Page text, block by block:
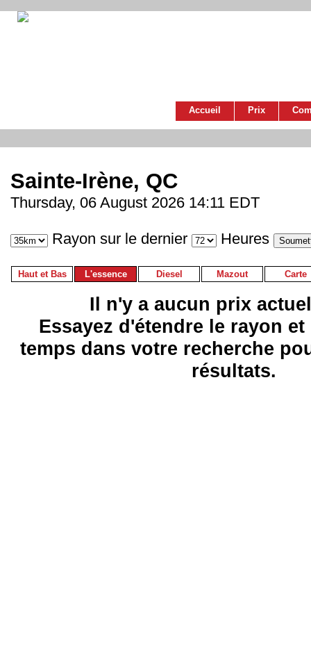
Accueil Prix
Sainte-Irène, QC
Thursday, 06 August 2026 14:11 EDT
Rayon sur le dernier Heures
Haut et Bas L'essence Diesel Mazout Carte
Il n'y a aucun prix
Essayez d'étendre le rayon
temps dans votre recherche
résultats.